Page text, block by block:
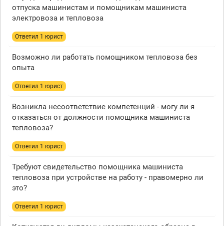
отпуска машинистам и помощникам машиниста
электровоза и тепловоза
Ответил 1 юрист
Возможно ли работать помощником тепловоза без
опыта
Ответил 1 юрист
Возникла несоответствие компетенций - могу ли я
отказаться от должности помощника машиниста
тепловоза?
Ответил 1 юрист
Требуют свидетельство помощника машиниста
тепловоза при устройстве на работу - правомерно ли
это?
Ответил 1 юрист